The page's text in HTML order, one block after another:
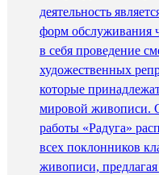
деятельность
форм обслуживания
в себя проведение
художественных
которые
мировой живописи.
работы «Радуга»
всех поклонников
живописи,